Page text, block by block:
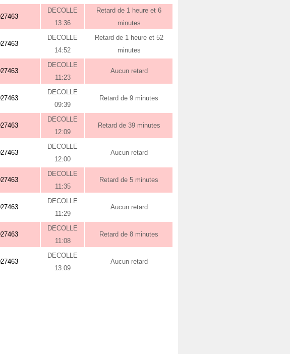
DECOLLE
13:36
Retard de 1 heure et 6
minutes
DECOLLE
14:52
Retard de 1 heure et 52
minutes
DECOLLE
11:23
Aucun retard
DECOLLE
09:39
Retard de 9 minutes
DECOLLE
12:09
Retard de 39 minutes
DECOLLE
12:00
Aucun retard
DECOLLE
11:35
Retard de 5 minutes
DECOLLE
11:29
Aucun retard
DECOLLE
11:08
Retard de 8 minutes
DECOLLE
13:09
Aucun retard